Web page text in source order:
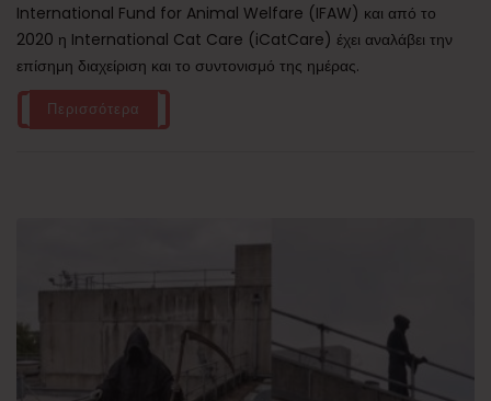
International Fund for Animal Welfare (IFAW) και από το
2020 η International Cat Care (iCatCare) έχει αναλάβει την
επίσημη διαχείριση και το συντονισμό της ημέρας.
Περισσότερα